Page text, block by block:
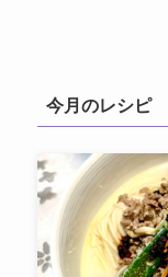
今月のレシピ